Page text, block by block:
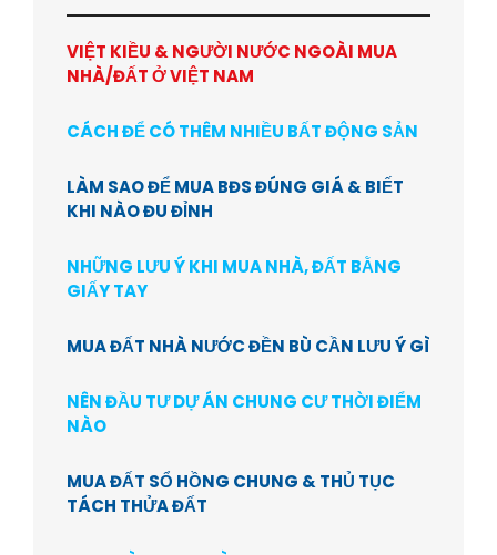
VIỆT KIỀU & NGƯỜI NƯỚC NGOÀI MUA
NHÀ/ĐẤT Ở VIỆT NAM
CÁCH ĐỂ CÓ THÊM NHIỀU BẤT ĐỘNG SẢN
LÀM SAO ĐỂ MUA BĐS ĐÚNG GIÁ & BIẾT
KHI NÀO ĐU ĐỈNH
NHỮNG LƯU Ý KHI MUA NHÀ, ĐẤT BẰNG
GIẤY TAY
MUA ĐẤT NHÀ NƯỚC ĐỀN BÙ CẦN LƯU Ý GÌ
NÊN ĐẦU TƯ DỰ ÁN CHUNG CƯ THỜI ĐIỂM
NÀO
MUA ĐẤT SỔ HỒNG CHUNG & THỦ TỤC
TÁCH THỬA ĐẤT